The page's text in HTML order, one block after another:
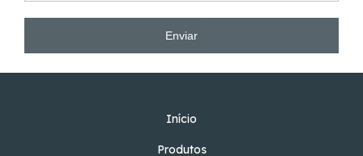
Enviar
Início
Produtos